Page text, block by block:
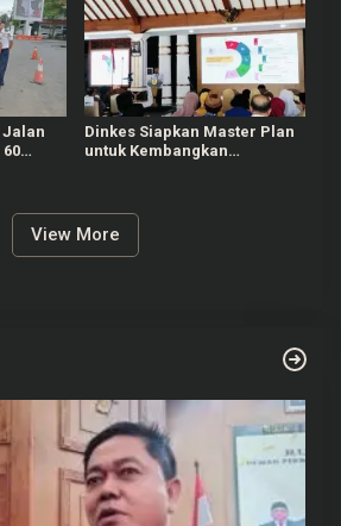
Jalan
Dinkes Siapkan Master Plan
untuk Kembangkan
View More